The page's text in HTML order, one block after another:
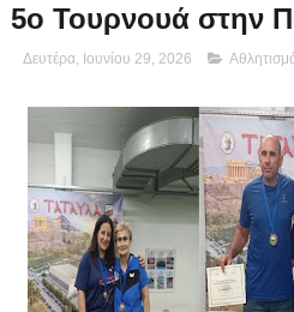
5ο Τουρνουά στην
Δευτέρα, Ιουνίου 29, 2026